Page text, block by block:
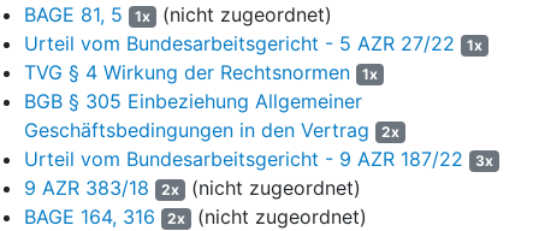
b)
bei Beendigung des
ausbildungsintegrierten dualen Studiums
durch Kündigung vom Auszubildenden
aus einem von der Studierenden zu
vertretenen Grund oder durch eine
Eigenkündigung der Studierenden, die
nicht durch einen wichtigen Grund gemäß
§ 626 BGBgerechtfertigt ist,
BAGE 81, 5
1x (nicht zugeordnet)
Urteil vom Bundesarbeitsgericht - 5 AZR 27/22
1x
TVG § 4 Wirkung der Rechtsnormen 1x
BGB § 305 Einbeziehung Allgemeiner
Geschäftsbedingungen in den Vertrag
2x
Urteil vom Bundesarbeitsgericht - 9 AZR 187/22 3x
9 AZR 383/18 2x (nicht zugeordnet)
BAGE 164, 316
2x (nicht zugeordnet)